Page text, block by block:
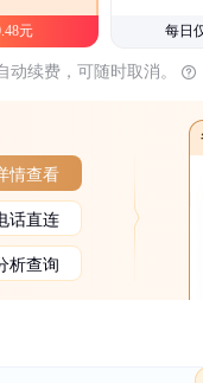
元 每日
动续费，可随时取消。
情查看
话直连
析查询